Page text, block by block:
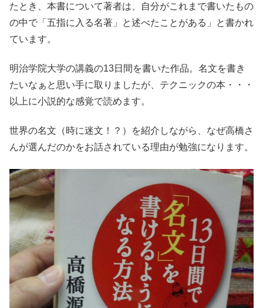
たとき、本書について著者は、自分がこれまで書いたもの
の中で「五指に入る名著」と述べたことがある」と書かれ
ています。
明治学院大学の講義の13日間を書いた作品。名文を書き
たいなぁと思い手に取りましたが、テクニックの本・・・
以上に小説的な感覚で読めます。
世界の名文（時に迷文！？）を紹介しながら、なぜ高橋さ
んが選んだのかをお話されている理由が勉強になります。